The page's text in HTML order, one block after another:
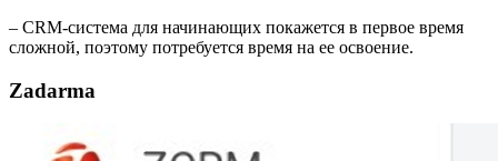
– CRM-система для начинающих покажется в первое время
сложной, поэтому потребуется время на ее освоение.
Zadarma